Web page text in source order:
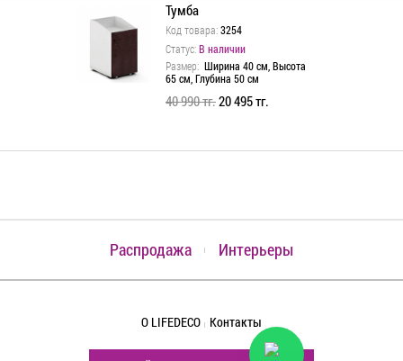
Тумба
Код товара:3254
Статус:В наличии
Размер: Ширина 40 см, Высота
65 см, Глубина 50 см
40 990 тг.20 495 тг.
Распродажа Интерьеры
О LIFEDECO Контакты